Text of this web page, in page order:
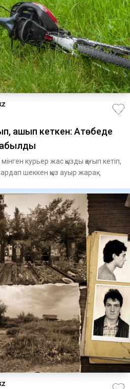
қашып кеткен: Ақтөбеде
курьер жас қызды қағып кетіп,
шеккен қыз ауыр жарақ